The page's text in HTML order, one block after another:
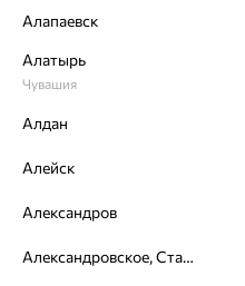
49 991 138
с
Нужна
Алапаевск
Алатырь
Чувашия
Алдан
Алейск
Александров
Александровское, Ставропольский край